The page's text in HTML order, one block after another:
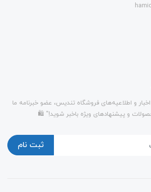
و اطلاعیه‌های فروشگاه تندیس، عضو خبرنامه ما
و پیشنهادهای ویژه باخبر شوید!" 🛍️
ثبت نام